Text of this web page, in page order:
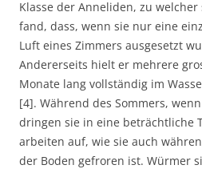
Klasse der Anneliden, zu welcher
fand, dass, wenn sie nur eine
Luft eines Zimmers ausgesetzt
Andererseits hielt er mehrere
Monate lang vollständig im
[4]. Während des Sommers,
dringen sie in eine beträchtliche
arbeiten auf, wie sie auch
der Boden gefroren ist. Würmer